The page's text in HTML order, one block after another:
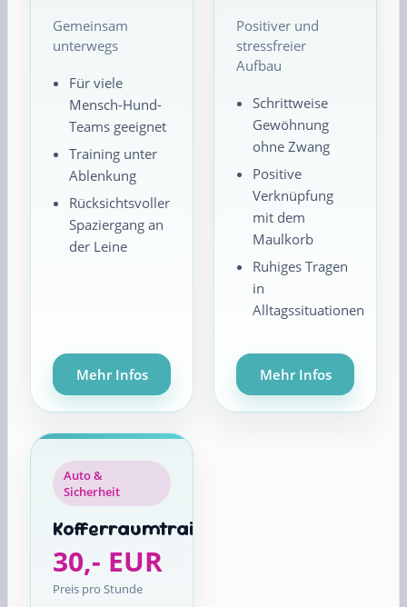
Gemeinsam
unterwegs
Für viele
Mensch-Hund-
Teams geeignet
Training unter
Ablenkung
Rücksichtsvoller
Spaziergang an
der Leine
Mehr Infos
Positiver und
stressfreier
Aufbau
Schrittweise
Gewöhnung
ohne Zwang
Positive
Verknüpfung
mit dem
Maulkorb
Ruhiges Tragen
in
Alltagssituationen
Mehr Infos
Auto &
Sicherheit
Kofferraumtraining
30,- EUR
Preis pro Stunde